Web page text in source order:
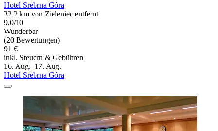
Hotel Srebrna Góra
32,2 km von Zieleniec entfernt
9,0/10
Wunderbar
(20 Bewertungen)
91 €
inkl. Steuern & Gebühren
16. Aug.–17. Aug.
Hotel Srebrna Góra